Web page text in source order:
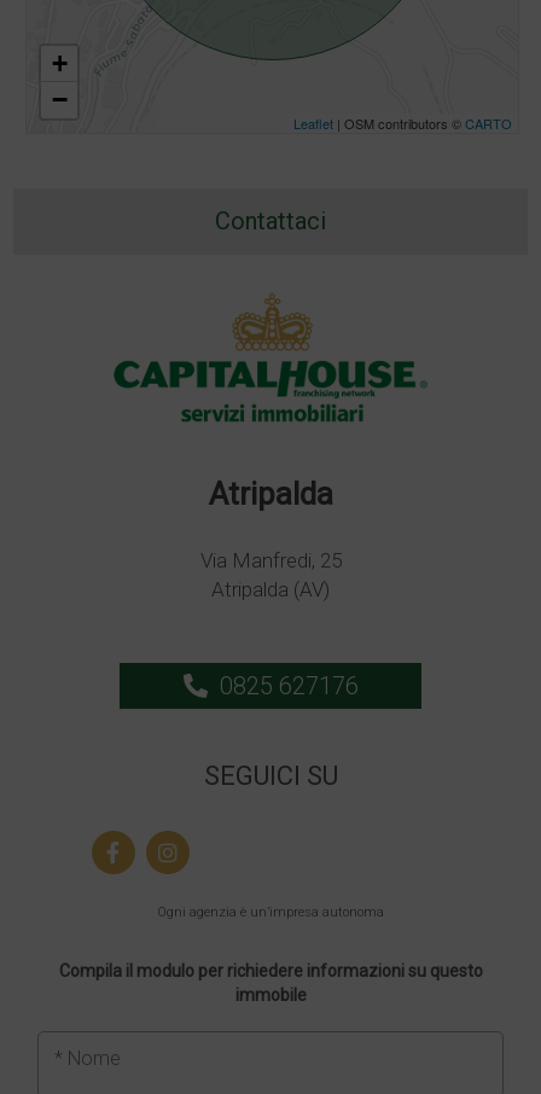
+
−
Leaflet| OSM contributors ©CARTO
Contattaci
Atripalda
Via Manfredi, 25
Atripalda (AV)
0825 627176
SEGUICI SU
Ogni agenzia è un’impresa autonoma
Compila il modulo per richiedere informazioni su questo
immobile
* Nome